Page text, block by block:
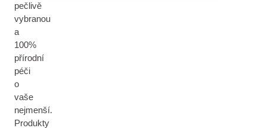
pečlivě
vybranou
a
100%
přírodní
péči
o
vaše
nejmenší.
Produkty